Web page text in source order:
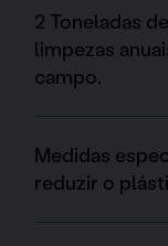
2 Toneladas
limpezas
campo.
Medidas
reduzir o